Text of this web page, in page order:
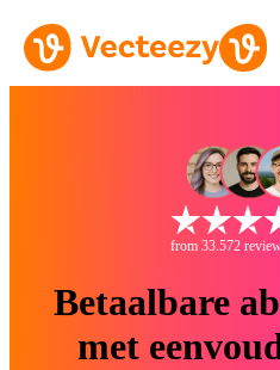
from 33.572
Betaalbare
met